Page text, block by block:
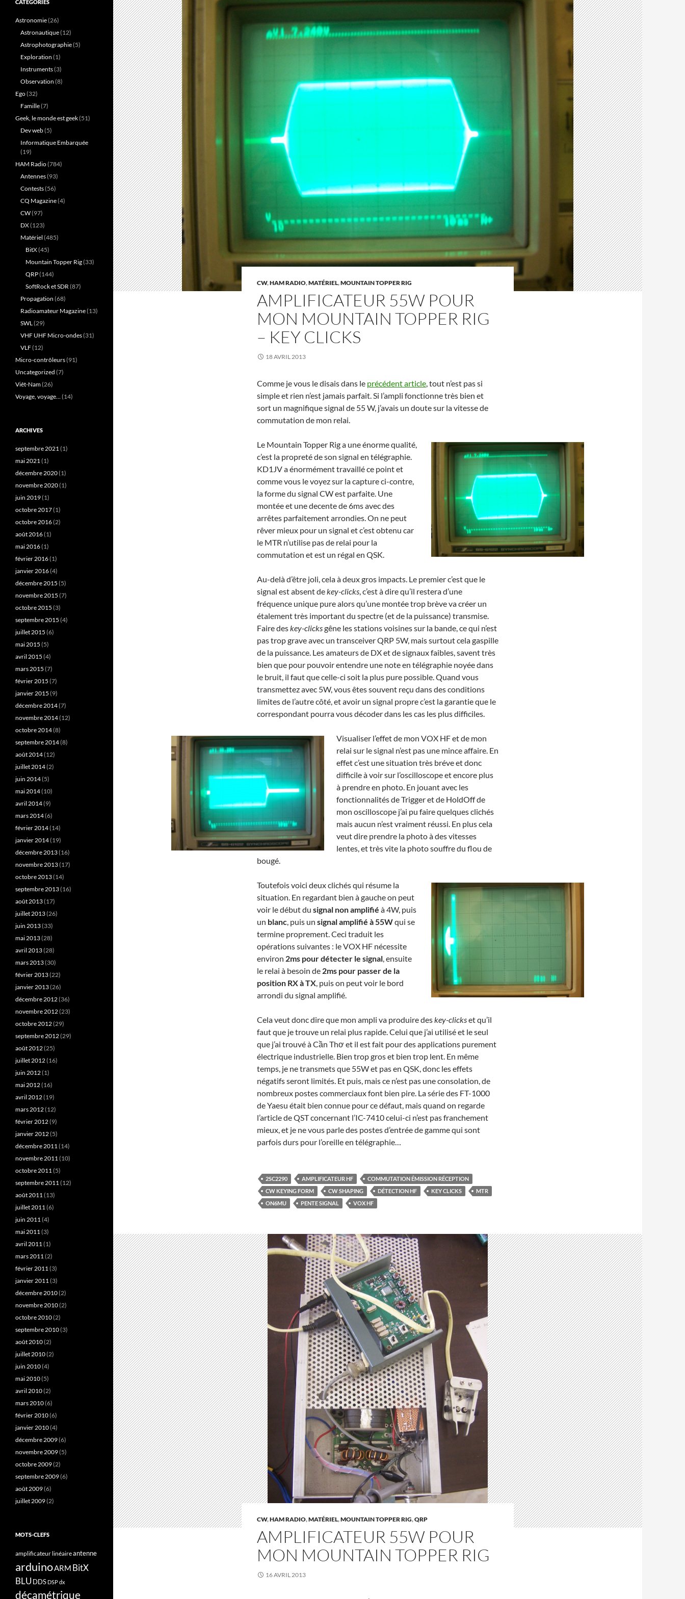
CW,HAM RADIO,MATÉRIEL,MOUNTAIN TOPPER RIG
AMPLIFICATEUR 55W POUR
MON MOUNTAIN TOPPER RIG
– KEY CLICKS
18 AVRIL 2013
Comme je vous le disais dans le précédent article, tout n’est pas si
simple et rien n’est jamais parfait. Si l’ampli fonctionne très bien et
sort un magnifique signal de 55 W, j’avais un doute sur la vitesse de
commutation de mon relai.
Le Mountain Topper Rig a une énorme qualité,
c’est la propreté de son signal en télégraphie.
KD1JV a énormément travaillé ce point et
comme vous le voyez sur la capture ci-contre,
la forme du signal CW est parfaite. Une
montée et une decente de 6ms avec des
arrêtes parfaitement arrondies. On ne peut
rêver mieux pour un signal et c’est obtenu car
le MTR n’utilise pas de relai pour la
commutation et est un régal en QSK.
Au-delà d’être joli, cela à deux gros impacts. Le premier c’est que le
signal est absent dekey-clicks, c’est à dire qu’il restera d’une
fréquence unique pure alors qu’une montée trop brève va créer un
étalement très important du spectre (et de la puissance) transmise.
Faire deskey-clicksgêne les stations voisines sur la bande, ce qui n’est
pas trop grave avec un transceiver QRP 5W, mais surtout cela gaspille
de la puissance. Les amateurs de DX et de signaux faibles, savent très
bien que pour pouvoir entendre une note en télégraphie noyée dans
le bruit, il faut que celle-ci soit la plus pure possible. Quand vous
transmettez avec 5W, vous êtes souvent reçu dans des conditions
limites de l’autre côté, et avoir un signal propre c’est la garantie que le
correspondant pourra vous décoder dans les cas les plus difficiles.
Visualiser l’effet de mon VOX HF et de mon
relai sur le signal n’est pas une mince affaire. En
effet c’est une situation très bréve et donc
difficile à voir sur l’oscilloscope et encore plus
à prendre en photo. En jouant avec les
fonctionnalités de Trigger et de HoldOff de
mon oscilloscope j’ai pu faire quelques clichés
mais aucun n’est vraiment réussi. En plus cela
veut dire prendre la photo à des vitesses
lentes, et très vite la photo souffre du flou de
bougé.
Toutefois voici deux clichés qui résume la
situation. En regardant bien à gauche on peut
voir le début du signal non amplifié à 4W, puis
un blanc, puis un signal amplifié à 55Wqui se
termine proprement. Ceci traduit les
opérations suivantes : le VOX HF nécessite
environ 2ms pour détecter le signal, ensuite
le relai à besoin de 2ms pour passer de la
position RX à TX, puis on peut voir le bord
arrondi du signal amplifié.
Cela veut donc dire que mon ampli va produire deskey-clickset qu’il
faut que je trouve un relai plus rapide. Celui que j’ai utilisé et le seul
que j’ai trouvé à Cần Thơ et il est fait pour des applications purement
électrique industrielle. Bien trop gros et bien trop lent. En même
temps, je ne transmets que 55W et pas en QSK, donc les effets
négatifs seront limités. Et puis, mais ce n’est pas une consolation, de
nombreux postes commerciaux font bien pire. La série des FT-1000
de Yaesu était bien connue pour ce défaut, mais quand on regarde
l’article de QST concernant l’IC-7410 celui-ci n’est pas franchement
mieux, et je ne vous parle des postes d’entrée de gamme qui sont
parfois durs pour l’oreille en télégraphie…
2SC2290 AMPLIFICATEUR HF
COMMUTATION ÉMISSION RÉCEPTION
CW KEYING FORM
CW SHAPING DÉTECTION HF KEY CLICKS
MTR
ON6MU
PENTE SIGNAL VOX HF
CW,HAM RADIO,MATÉRIEL,MOUNTAIN TOPPER RIG,QRP
AMPLIFICATEUR 55W POUR
MON MOUNTAIN TOPPER RIG
16 AVRIL 2013
CATÉGORIES
Astronomie(26)
Astronautique(12)
Astrophotographie(5)
Exploration (1)
Instruments(3)
Observation (8)
Ego(32)
Famille(7)
Geek, le monde est geek(51)
Dev web(5)
Informatique Embarquée
(19)
HAM Radio(784)
Antennes(93)
Contests(56)
CQ Magazine(4)
CW(97)
DX(123)
Matériel (485)
BitX(45)
Mountain Topper Rig(33)
QRP(144)
SoftRock et SDR(87)
Propagation (68)
Radioamateur Magazine(13)
SWL(29)
VHF UHF Micro-ondes(31)
VLF(12)
Micro-contrôleurs(91)
Uncategorized (7)
Viêt-Nam(26)
Voyage, voyage…(14)
ARCHIVES
septembre 2021(1)
mai 2021(1)
décembre 2020(1)
novembre 2020(1)
juin 2019(1)
octobre 2017(1)
octobre 2016(2)
août 2016(1)
mai 2016(1)
février 2016(1)
janvier 2016(4)
décembre 2015 (5)
novembre 2015 (7)
octobre 2015 (3)
septembre 2015 (4)
juillet 2015 (6)
mai 2015 (5)
avril 2015 (4)
mars 2015 (7)
février 2015 (7)
janvier 2015 (9)
décembre 2014(7)
novembre 2014(12)
octobre 2014(8)
septembre 2014(8)
août 2014(12)
juillet 2014(2)
juin 2014(5)
mai 2014(10)
avril 2014(9)
mars 2014(6)
février 2014(14)
janvier 2014(19)
décembre 2013(16)
novembre 2013(17)
octobre 2013(14)
septembre 2013(16)
août 2013(17)
juillet 2013(26)
juin 2013(33)
mai 2013(28)
avril 2013(28)
mars 2013(30)
février 2013(22)
janvier 2013(26)
décembre 2012(36)
novembre 2012(23)
octobre 2012(29)
septembre 2012(29)
août 2012(25)
juillet 2012(16)
juin 2012(1)
mai 2012(16)
avril 2012(19)
mars 2012(12)
février 2012(9)
janvier 2012(5)
décembre 2011(14)
novembre 2011(10)
octobre 2011(5)
septembre 2011(12)
août 2011(13)
juillet 2011(6)
juin 2011(4)
mai 2011(3)
avril 2011(1)
mars 2011(2)
février 2011(3)
janvier 2011(3)
décembre 2010(2)
novembre 2010(2)
octobre 2010(2)
septembre 2010(3)
août 2010(2)
juillet 2010(2)
juin 2010(4)
mai 2010(5)
avril 2010(2)
mars 2010(6)
février 2010(6)
janvier 2010(4)
décembre 2009(6)
novembre 2009(5)
octobre 2009(2)
septembre 2009(6)
août 2009(6)
juillet 2009(2)
MOTS-CLEFS
amplificateur linéaireantenne
arduinoARM BitX
BLU DDS DSPdx
décamétrique